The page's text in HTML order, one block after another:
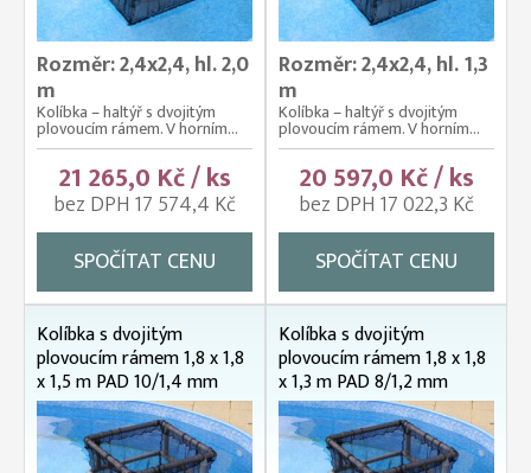
Rozměr: 2,4x2,4, hl. 2,0
m
Kolíbka – haltýř s dvojitým
plovoucím rámem. V horním...
21 265,0 Kč / ks
bez DPH 17 574,4 Kč
SPOČÍTAT CENU
Rozměr: 2,4x2,4, hl. 1,3
m
Kolíbka – haltýř s dvojitým
plovoucím rámem. V horním...
20 597,0 Kč / ks
bez DPH 17 022,3 Kč
SPOČÍTAT CENU
Kolíbka s dvojitým
plovoucím rámem 1,8 x 1,8
x 1,5 m PAD 10/1,4 mm
Kolíbka s dvojitým
plovoucím rámem 1,8 x 1,8
x 1,3 m PAD 8/1,2 mm